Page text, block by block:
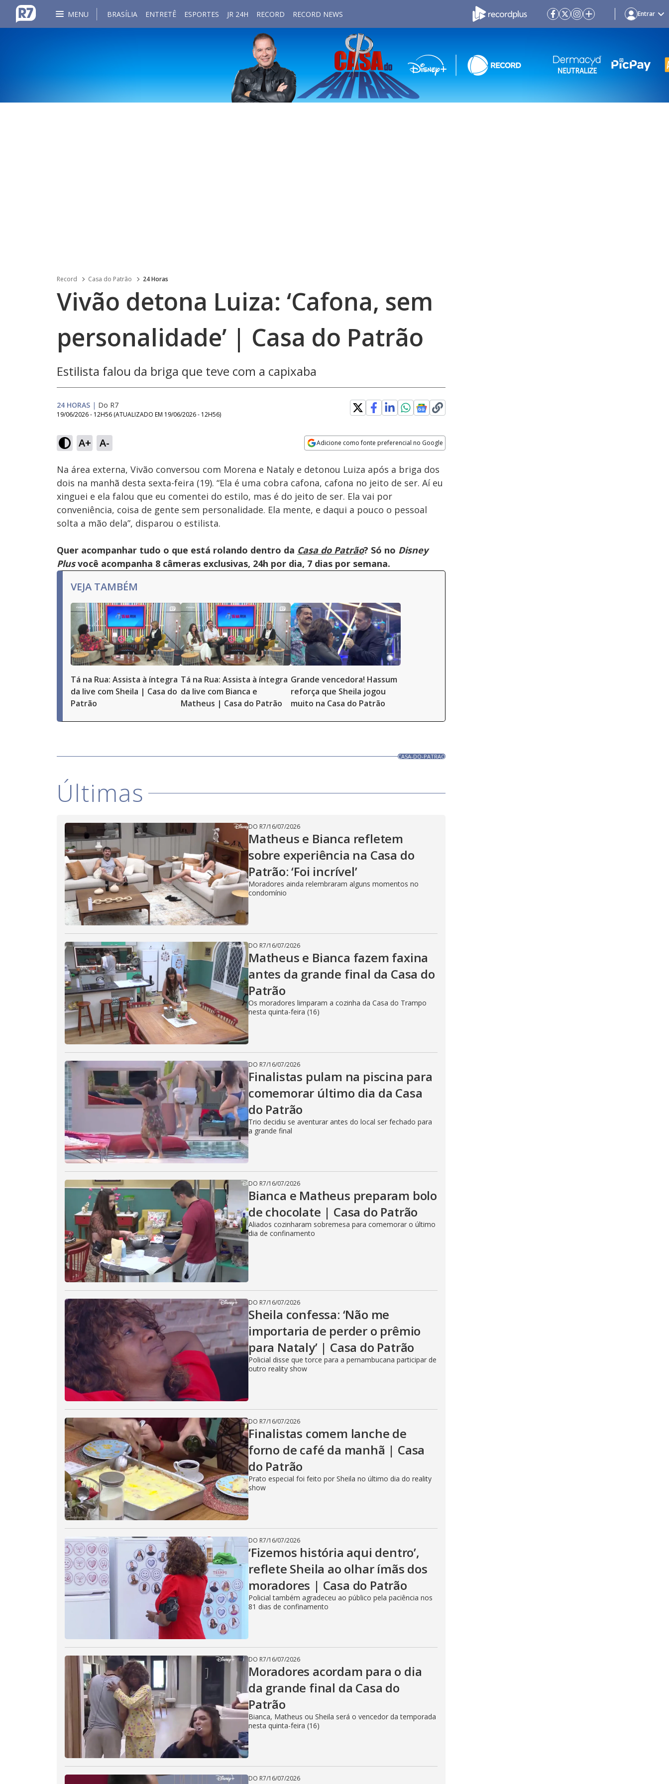
MENU BRASÍLIA ENTRETÊ ESPORTES JR 24H RECORD RECORD NEWS Entrar
Record Casa do Patrão 24 Horas
Vivão detona Luiza: ‘Cafona, sem
personalidade’ | Casa do Patrão
Estilista falou da briga que teve com a capixaba
24 HORAS | Do R7
19/06/2026 - 12H56 (ATUALIZADO EM 19/06/2026 - 12H56)
A+ A- Adicione como fonte preferencial no Google
Ativar
Som
Velocidade
Na área externa, Vivão conversou com Morena e Nataly e detonou Luiza após a briga dos
dois na manhã desta sexta-feira (19). “Ela é uma cobra cafona, cafona no jeito de ser. Aí eu
xinguei e ela falou que eu comentei do estilo, mas é do jeito de ser. Ela vai por
conveniência, coisa de gente sem personalidade. Ela mente, e daqui a pouco o pessoal
solta a mão dela”, disparou o estilista.
Quer acompanhar tudo o que está rolando dentro da Casa do Patrão? Só no Disney
Plusvocê acompanha 8 câmeras exclusivas, 24h por dia, 7 dias por semana.
VEJA TAMBÉM
Tá na Rua: Assista à íntegra
da live com Sheila | Casa do
Patrão
Tá na Rua: Assista à íntegra
da live com Bianca e
Matheus | Casa do Patrão
Grande vencedora! Hassum
reforça que Sheila jogou
muito na Casa do Patrão
CASA-DO-PATRAO
Últimas
DO R7/16/07/2026
Matheus e Bianca refletem
sobre experiência na Casa do
Patrão: ‘Foi incrível’
Moradores ainda relembraram alguns momentos no
condomínio
DO R7/16/07/2026
Matheus e Bianca fazem faxina
antes da grande final da Casa do
Patrão
Os moradores limparam a cozinha da Casa do Trampo
nesta quinta-feira (16)
DO R7/16/07/2026
Finalistas pulam na piscina para
comemorar último dia da Casa
do Patrão
Trio decidiu se aventurar antes do local ser fechado para
a grande final
DO R7/16/07/2026
Bianca e Matheus preparam bolo
de chocolate | Casa do Patrão
Aliados cozinharam sobremesa para comemorar o último
dia de confinamento
DO R7/16/07/2026
Sheila confessa: ‘Não me
importaria de perder o prêmio
para Nataly’ | Casa do Patrão
Policial disse que torce para a pernambucana participar de
outro reality show
DO R7/16/07/2026
Finalistas comem lanche de
forno de café da manhã | Casa
do Patrão
Prato especial foi feito por Sheila no último dia do reality
show
DO R7/16/07/2026
‘Fizemos história aqui dentro’,
reflete Sheila ao olhar ímãs dos
moradores | Casa do Patrão
Policial também agradeceu ao público pela paciência nos
81 dias de confinamento
DO R7/16/07/2026
Moradores acordam para o dia
da grande final da Casa do
Patrão
Bianca, Matheus ou Sheila será o vencedor da temporada
nesta quinta-feira (16)
DO R7/16/07/2026